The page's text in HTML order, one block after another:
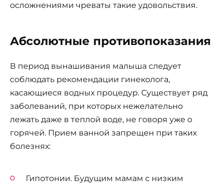
осложнениями чреваты такие удовольствия.
Абсолютные противопоказания
В период вынашивания малыша следует
соблюдать рекомендации гинеколога,
касающиеся водных процедур. Существует ряд
заболеваний, при которых нежелательно
лежать даже в теплой воде, не говоря уже о
горячей. Прием ванной запрещен при таких
болезнях:
Гипотонии. Будущим мамам с низким